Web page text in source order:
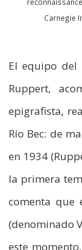
Carnegie
El equipo del
Ruppert,
epigrafista,
Río Bec: de
en 1934
la primera
comenta que
(denominado
este